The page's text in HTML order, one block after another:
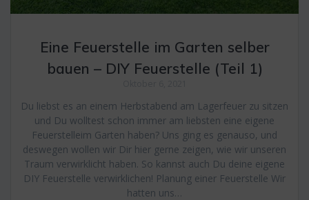
Eine Feuerstelle im Garten selber
bauen – DIY Feuerstelle (Teil 1)
Du liebst es an einem Herbstabend am Lagerfeuer zu sitzen
und Du wolltest schon immer am liebsten eine eigene
Feuerstelleim Garten haben? Uns ging es genauso, und
deswegen wollen wir Dir hier gerne zeigen, wie wir unseren
Traum verwirklicht haben. So kannst auch Du deine eigene
DIY Feuerstelle verwirklichen! Planung einer Feuerstelle Wir
hatten uns…